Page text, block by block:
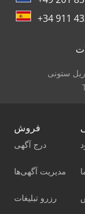
+34 911
ستونی
فروش
درج آگهی
مدیریت آگهی‌ها
رزرو تبلیغات